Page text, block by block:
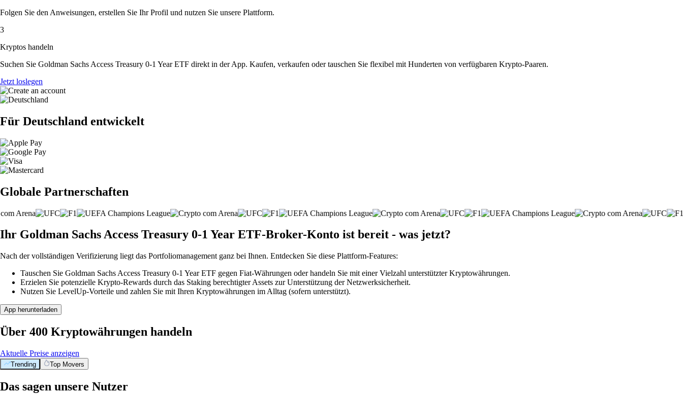
Folgen Sie den Anweisungen, erstellen Sie Ihr Profil und nutzen Sie unsere Plattform.
3
Kryptos handeln
Suchen Sie Goldman Sachs Access Treasury 0-1 Year ETF direkt in der App. Kaufen, verkaufen oder tauschen Sie flexibel mit Hunderten von verfügbaren Krypto-Paaren.
Jetzt loslegen
Für Deutschland entwickelt
Globale Partnerschaften
Ihr Goldman Sachs Access Treasury 0-1 Year ETF-Broker-Konto ist bereit - was jetzt?
Nach der vollständigen Verifizierung liegt das Portfoliomanagement ganz bei Ihnen. Entdecken Sie diese Plattform-Features:
Tauschen Sie Goldman Sachs Access Treasury 0-1 Year ETF gegen Fiat-Währungen oder handeln Sie mit einer Vielzahl unterstützter Kryptowährungen.
Erzielen Sie potenzielle Krypto-Rewards durch das Staking berechtigter Assets zur Unterstützung der Netzwerksicherheit.
Nutzen Sie LevelUp-Vorteile und zahlen Sie mit Ihren Kryptowährungen im Alltag (sofern unterstützt).
App herunterladen
Über 400 Kryptowährungen handeln
Aktuelle Preise anzeigen
Trending Top Movers
Das sagen unsere Nutzer